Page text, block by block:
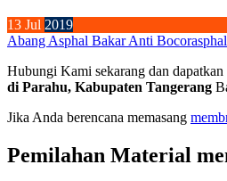
13 Jul 2019
Abang Asphal Bakar Anti Bocor
Hubungi Kami sekarang dan
di Parahu, Kabupaten Tangerang
Jika Anda berencana memasang
Pemilahan Material